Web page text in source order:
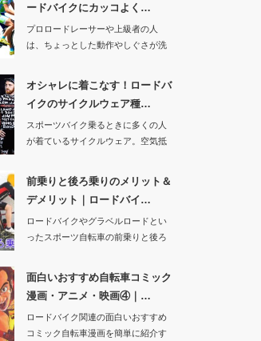
ードバイクにカッコよく…
プロロードレーサーや上級者の人
は、ちょっとした動作やしぐさが洗
オシャレに着こなす！ロードバ
イクのサイクルウェア種…
スポーツバイク乗るときに多くの人
が着ているサイクルウェア。空気抵
前乗りと後ろ乗りのメリット＆
デメリット｜ロードバイ…
ロードバイクやグラベルロードとい
ったスポーツ自転車の前乗りと後ろ
面白いおすすめ自転車コミック
漫画・アニメ・映画④｜…
ロードバイク関連の面白いおすすめ
コミック自転車漫画を簡単に紹介す